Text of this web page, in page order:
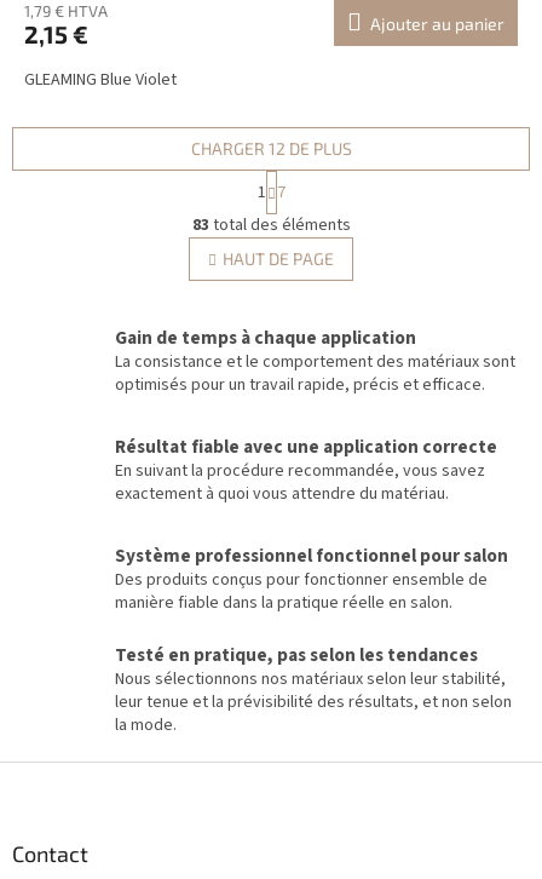
1,79 € HTVA
2,15 € Ajouter au panier
GLEAMING Blue Violet
C
o
n
t
ô
l
e
d
s
l
i
e
s
CHARGER 12 DE PLUS
a
g
i
n
a
o
n
1 7
83 total des éléments
HAUT DE PAGE
Gain de temps à chaque application
La consistance et le comportement des matériaux sont
optimisés pour un travail rapide, précis et efficace.
Résultat fiable avec une application correcte
En suivant la procédure recommandée, vous savez
exactement à quoi vous attendre du matériau.
Système professionnel fonctionnel pour salon
Des produits conçus pour fonctionner ensemble de
manière fiable dans la pratique réelle en salon.
Testé en pratique, pas selon les tendances
Nous sélectionnons nos matériaux selon leur stabilité,
leur tenue et la prévisibilité des résultats, et non selon
la mode.
Contact